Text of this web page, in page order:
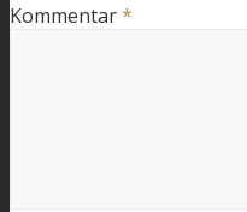
Kommentar*